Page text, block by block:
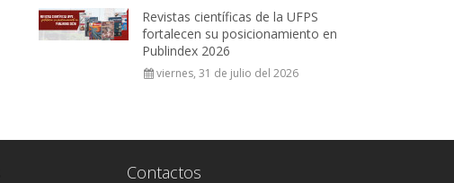
Revistas científicas de la UFPS
fortalecen su posicionamiento en
Publindex 2026
viernes, 31 de julio del 2026
Contactos